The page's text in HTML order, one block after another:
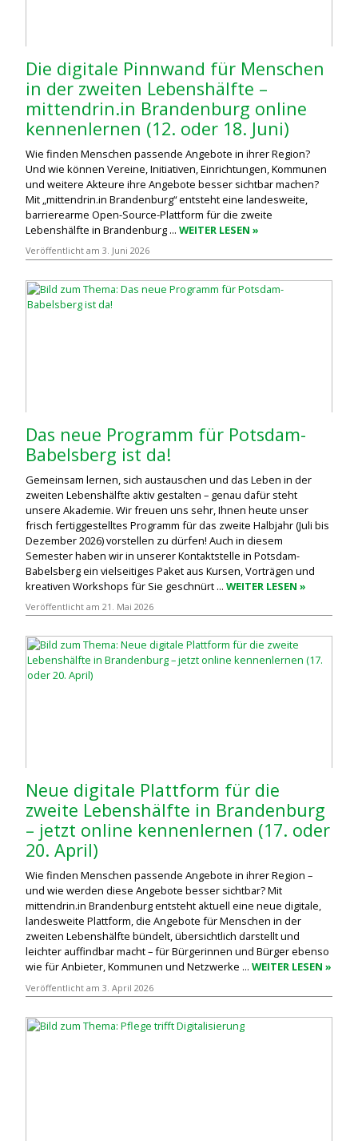
Die digitale Pinnwand für Menschen
in der zweiten Lebenshälfte –
mittendrin.in Brandenburg online
kennenlernen (12. oder 18. Juni)
Wie finden Menschen passende Angebote in ihrer Region?
Und wie können Vereine, Initiativen, Einrichtungen, Kommunen
und weitere Akteure ihre Angebote besser sichtbar machen?
Mit „mittendrin.in Brandenburg“ entsteht eine landesweite,
barrierearme Open-Source-Plattform für die zweite
Lebenshälfte in Brandenburg ...WEITER LESEN »
Veröffentlicht am 3. Juni 2026
Das neue Programm für Potsdam-
Babelsberg ist da!
Gemeinsam lernen, sich austauschen und das Leben in der
zweiten Lebenshälfte aktiv gestalten – genau dafür steht
unsere Akademie. Wir freuen uns sehr, Ihnen heute unser
frisch fertiggestelltes Programm für das zweite Halbjahr (Juli bis
Dezember 2026) vorstellen zu dürfen! Auch in diesem
Semester haben wir in unserer Kontaktstelle in Potsdam-
Babelsberg ein vielseitiges Paket aus Kursen, Vorträgen und
kreativen Workshops für Sie geschnürt ...WEITER LESEN »
Veröffentlicht am 21. Mai 2026
Neue digitale Plattform für die
zweite Lebenshälfte in Brandenburg
– jetzt online kennenlernen (17. oder
20. April)
Wie finden Menschen passende Angebote in ihrer Region –
und wie werden diese Angebote besser sichtbar? Mit
mittendrin.in Brandenburg entsteht aktuell eine neue digitale,
landesweite Plattform, die Angebote für Menschen in der
zweiten Lebenshälfte bündelt, übersichtlich darstellt und
leichter auffindbar macht – für Bürgerinnen und Bürger ebenso
wie für Anbieter, Kommunen und Netzwerke ...WEITER LESEN »
Veröffentlicht am 3. April 2026